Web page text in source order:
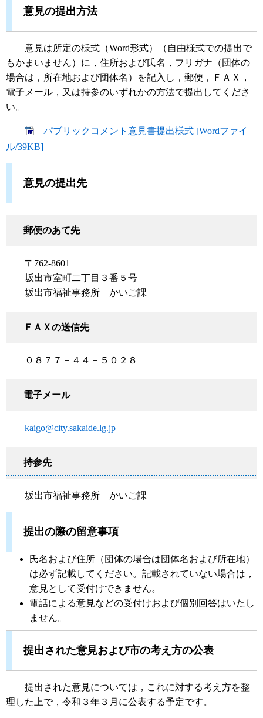
意見の提出方法
意見は所定の様式（Word形式）（自由様式での提出で
もかまいません）に，住所および氏名，フリガナ（団体の
場合は，所在地および団体名）を記入し，郵便，ＦＡＸ，
電子メール，又は持参のいずれかの方法で提出してくださ
い。
パブリックコメント意見書提出様式 [Wordファイ
ル/39KB]
意見の提出先
郵便のあて先
〒762-8601
坂出市室町二丁目３番５号
坂出市福祉事務所 かいご課
ＦＡＸの送信先
０８７７－４４－５０２８
電子メール
kaigo@city.sakaide.lg.jp
持参先
坂出市福祉事務所 かいご課
提出の際の留意事項
氏名および住所（団体の場合は団体名および所在地）
は必ず記載してください。記載されていない場合は，
意見として受付けできません。
電話による意見などの受付けおよび個別回答はいたし
ません。
提出された意見および市の考え方の公表
提出された意見については，これに対する考え方を整
理した上で，令和３年３月に公表する予定です。